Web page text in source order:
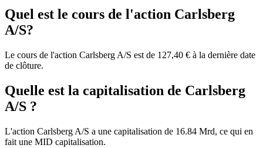
Quel est le cours de l'action Carlsberg
A/S?
Le cours de l'action Carlsberg A/S est de 127,40 € à la dernière date
de clôture.
Quelle est la capitalisation de Carlsberg
A/S ?
L'action Carlsberg A/S a une capitalisation de 16.84 Mrd, ce qui en
fait une MID capitalisation.